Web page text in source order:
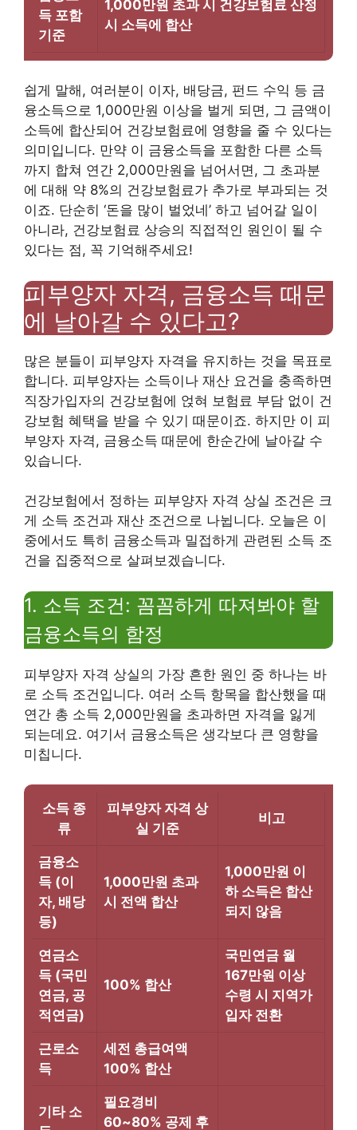
득 포함
기준
1,000만원 초과 시 건강보험료 산정
시 소득에 합산
쉽게 말해, 여러분이 이자, 배당금, 펀드 수익 등 금
융소득으로 1,000만원 이상을 벌게 되면, 그 금액이
소득에 합산되어 건강보험료에 영향을 줄 수 있다는
의미입니다. 만약 이 금융소득을 포함한 다른 소득
까지 합쳐 연간 2,000만원을 넘어서면, 그 초과분
에 대해 약 8%의 건강보험료가 추가로 부과되는 것
이죠. 단순히 ‘돈을 많이 벌었네’ 하고 넘어갈 일이
아니라, 건강보험료 상승의 직접적인 원인이 될 수
있다는 점, 꼭 기억해주세요!
피부양자 자격, 금융소득 때문
에 날아갈 수 있다고?
많은 분들이 피부양자 자격을 유지하는 것을 목표로
합니다. 피부양자는 소득이나 재산 요건을 충족하면
직장가입자의 건강보험에 얹혀 보험료 부담 없이 건
강보험 혜택을 받을 수 있기 때문이죠. 하지만 이 피
부양자 자격, 금융소득 때문에 한순간에 날아갈 수
있습니다.
건강보험에서 정하는 피부양자 자격 상실 조건은 크
게 소득 조건과 재산 조건으로 나뉩니다. 오늘은 이
중에서도 특히 금융소득과 밀접하게 관련된 소득 조
건을 집중적으로 살펴보겠습니다.
1. 소득 조건: 꼼꼼하게 따져봐야 할
금융소득의 함정
피부양자 자격 상실의 가장 흔한 원인 중 하나는 바
로 소득 조건입니다. 여러 소득 항목을 합산했을 때
연간 총 소득 2,000만원을 초과하면 자격을 잃게
되는데요. 여기서 금융소득은 생각보다 큰 영향을
미칩니다.
소득 종
류
피부양자 자격 상
실 기준
비고
금융소
득 (이
자, 배당
등)
1,000만원 초과
시 전액 합산
1,000만원 이
하 소득은 합산
되지 않음
연금소
득 (국민
연금, 공
적연금)
100% 합산
국민연금 월
167만원 이상
수령 시 지역가
입자 전환
근로소
득
세전 총급여액
100% 합산
기타 소
필요경비
60~80% 공제 후